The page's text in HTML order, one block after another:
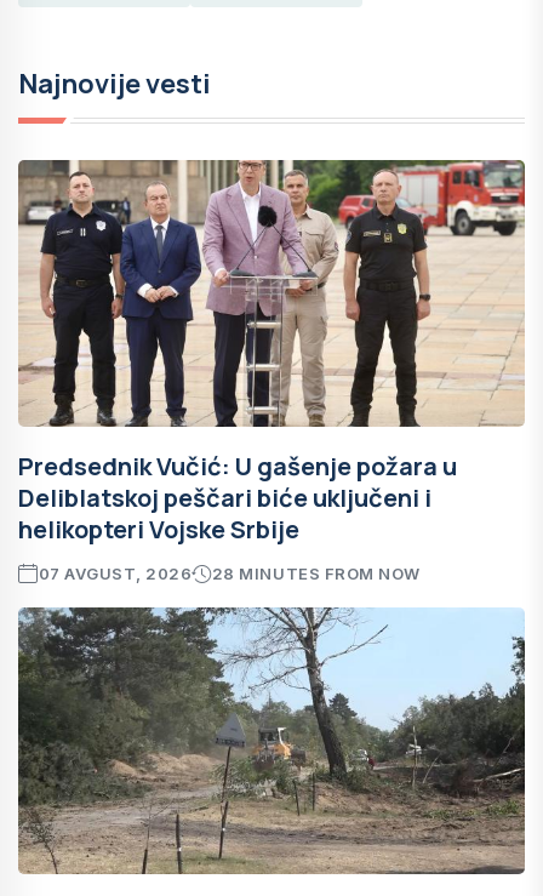
Najnovije vesti
Predsednik Vučić: U gašenje požara u
Deliblatskoj peščari biće uključeni i
helikopteri Vojske Srbije
07 AVGUST, 2026 28 MINUTES FROM NOW